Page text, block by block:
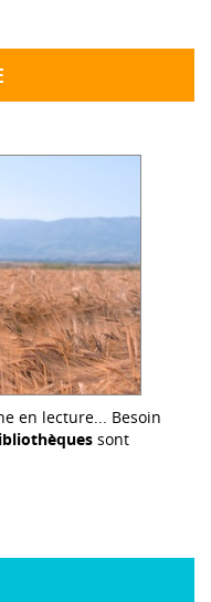
en lecture... Besoin
sont